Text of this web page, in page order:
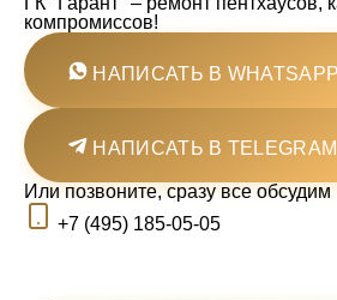
компромиссов!
НАПИСАТЬ В WHATSAPP
НАПИСАТЬ В TELEGRAM
Или позвоните, сразу все обсудим
+7 (495) 185-05-05